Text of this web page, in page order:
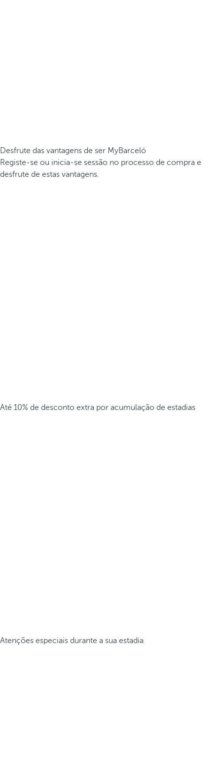
Desfrute das vantagens de ser MyBarceló
Registe-se ou inicia-se sessão no processo de compra e
desfrute de estas vantagens.
Até 10% de desconto extra por acumulação de estadias
Atenções especiais durante a sua estadia